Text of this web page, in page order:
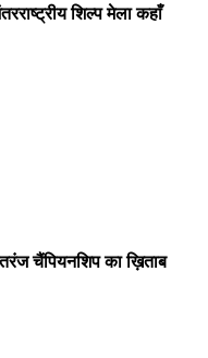
शिल्प मेला कहाँ
चैंपियनशिप का ख़िताब